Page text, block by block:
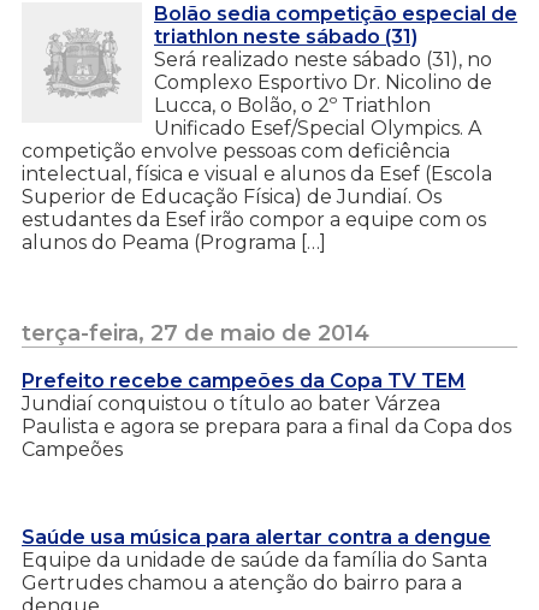
Bolão sedia competição especial de
triathlon neste sábado (31)
Será realizado neste sábado (31), no
Complexo Esportivo Dr. Nicolino de
Lucca, o Bolão, o 2º Triathlon
Unificado Esef/Special Olympics. A
competição envolve pessoas com deficiência
intelectual, física e visual e alunos da Esef (Escola
Superior de Educação Física) de Jundiaí. Os
estudantes da Esef irão compor a equipe com os
alunos do Peama (Programa […]
terça-feira, 27 de maio de 2014
Prefeito recebe campeões da Copa TV TEM
Jundiaí conquistou o título ao bater Várzea
Paulista e agora se prepara para a final da Copa dos
Campeões
Saúde usa música para alertar contra a dengue
Equipe da unidade de saúde da família do Santa
Gertrudes chamou a atenção do bairro para a
dengue